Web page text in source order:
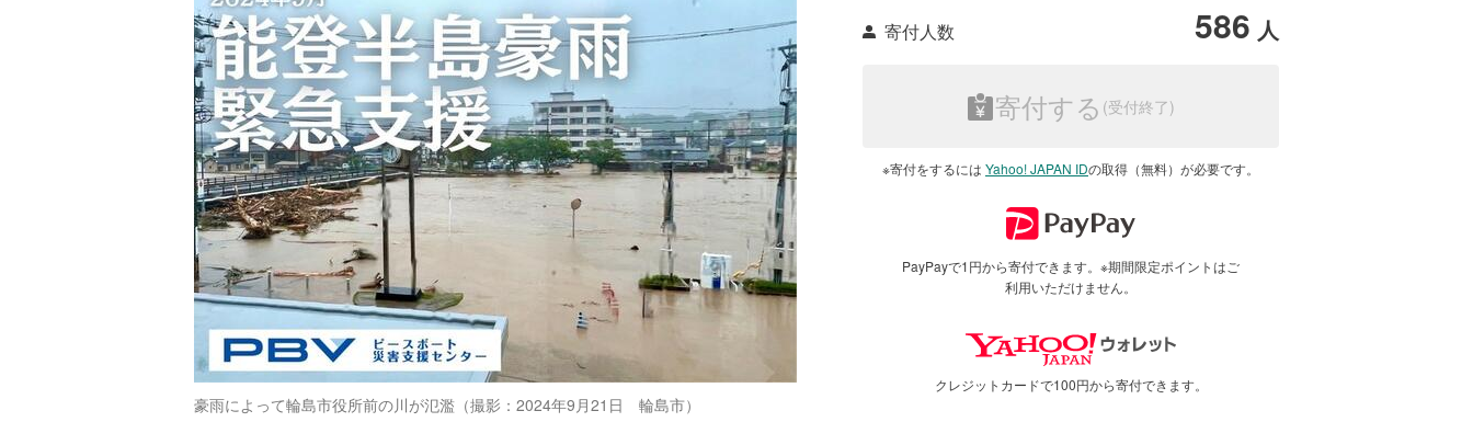
豪雨によって輪島市役所前の川が氾濫（撮影：2024年9月21日 輪島市）
寄付人数 586 人
寄付する
※寄付をするには Yahoo! JAPAN IDの取得（無料）が必要です。
PayPayで1円から寄付できます。※期間限定ポイントはご
利用いただけません。
クレジットカードで100円から寄付できます。